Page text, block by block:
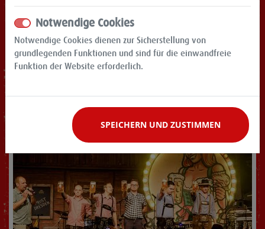
Notwendige Cookies
Notwendige Cookies dienen zur Sicherstellung von
grundlegenden Funktionen und sind für die einwandfreie
Funktion der Website erforderlich.
SPEICHERN UND ZUSTIMMEN
27.09.2017 MORGENPOST Tag